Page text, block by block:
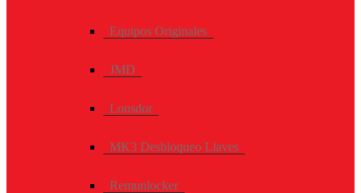
Equipos Originales
JMD
Lonsdor
MK3 Desbloqueo Llaves
Remunlocker